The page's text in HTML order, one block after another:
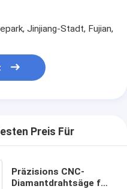
Jinjiang-Stadt, Fujian,
Preis Für
Präzisions CNC-
Diamantdrahtsäge für